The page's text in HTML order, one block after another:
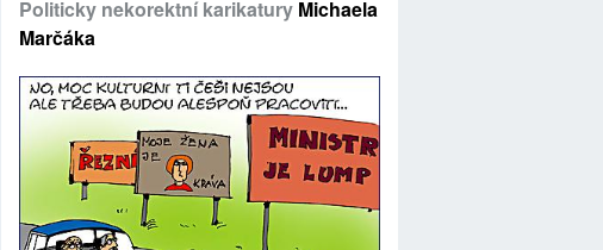
Politicky nekorektní karikatury Michaela
Marčáka